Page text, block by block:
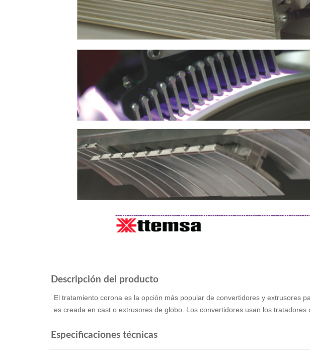
Descripción del producto
El tratamiento corona es la opción más popular de convertidores y extrusores
es creada en cast o extrusores de globo. Los convertidores usan los
Especificaciones técnicas